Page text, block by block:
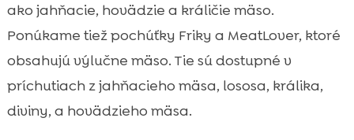
ako jahňacie, hovädzie a králičie mäso.
Ponúkame tiež pochúťky Friky a MeatLover, ktoré
obsahujú výlučne mäso. Tie sú dostupné v
príchutiach z jahňacieho mäsa, lososa, králika,
diviny, a hovädzieho mäsa.